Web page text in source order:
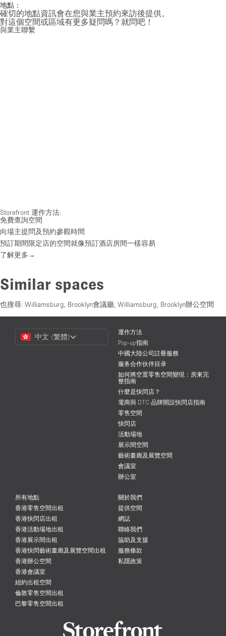
地點：
確切的地點資訊會在您與業主預約來訪後提供。
對這個空間或區域有更多疑問嗎？就問吧！
與業主聯繫
Storefront 運作方法:
免費查詢空間
向場主提問及預約參觀時間
預訂期間限定店的空間就像預訂酒店房間一樣容易
了解更多→
Similar spaces
也搜尋: Williamsburg, Brooklyn會議廳 Williamsburg, Brooklyn辦公空間
Choose
Language
中文 (繁體)
運作方法
Pop-up指南
中國大陸公司註冊服務
服务合作伙伴目录
如何將空置零售空間變現：房東完
整指南
什麼是快閃店？
電商與 DTC 品牌開設快閃店指南
零售空間
快閃店
活動場地
展示間空間
藝術畫廊及展覽空間
會議室
辦公室
所有地點
香港零售空間出租
香港快閃店出租
香港活動場地出租
香港展示間出租
香港快閃藝術畫廊及展覽空間出租
香港辦公空間
香港會議室
紐約出租空間
倫敦零售空間出租
巴黎零售空間出租
關於我們
提供空間
網誌
聯絡我們
協助及支援
服務條款
私隱政策